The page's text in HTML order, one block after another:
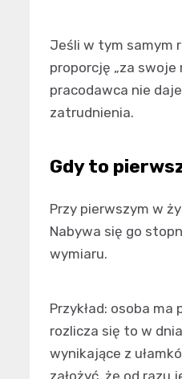
Jeśli w tym samym
proporcję „za
pracodawca nie
zatrudnienia.
Gdy to
Przy pierwszym w
Nabywa się go
wymiaru.
Przykład: osoba ma
rozlicza się to w
wynikające z
założyć, że od razu